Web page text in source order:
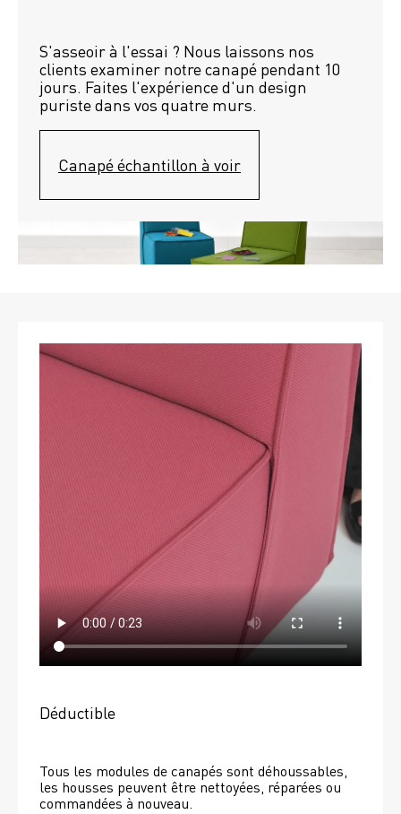
S'asseoir à l'essai ? Nous laissons nos
clients examiner notre canapé pendant 10
jours. Faites l'expérience d'un design
puriste dans vos quatre murs.
Canapé échantillon à voir
Déductible
Tous les modules de canapés sont déhoussables,
les housses peuvent être nettoyées, réparées ou
commandées à nouveau.